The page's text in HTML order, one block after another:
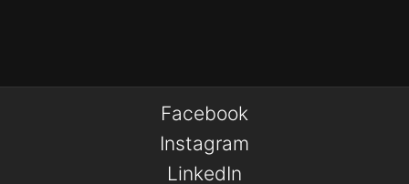
Facebook
Instagram
LinkedIn